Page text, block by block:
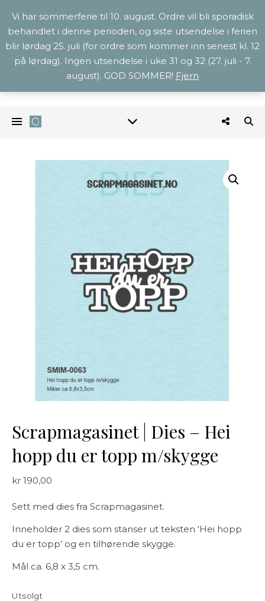
Scrapmagasinet | Dies – Hei
hopp du er topp m/skygge
kr 190,00
Sett med dies fra Scrapmagasinet.
Inneholder 2 dies som stanser ut teksten ‘Hei hopp
du er topp’ og en tilhørende skygge.
Mål ca. 6,8 x 3,5 cm.
Utsolgt
Vi har sommerferie til 10. august. Ordre vil bli sporadisk
behandlet i denne perioden, og siste utsendelse i ferien
blir lørdag 25. juli (for ordre som kommer inn senest kl. 12
på lørdag). Ingen utsendelse i uke 31 og 32 (27. juli - 7.
august). GOD SOMMER! Fjern